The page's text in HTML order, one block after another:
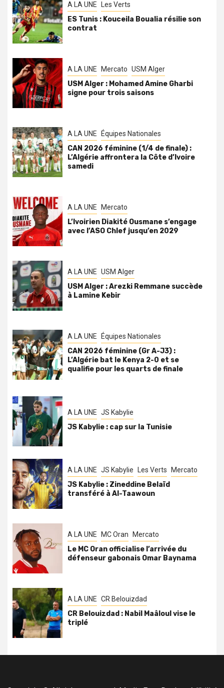
A LA UNE Les Verts
ES Tunis : Kouceila Boualia résilie son
contrat
A LA UNE Mercato USM Alger
USM Alger : Mohamed Amine Gharbi
signe pour trois saisons
A LA UNE Équipes Nationales
CAN 2026 féminine (1/4 de finale) :
L’Algérie affrontera la Côte d’Ivoire
samedi
A LA UNE Mercato
L’Ivoirien Diakité Ousmane s’engage
avec l’ASO Chlef jusqu’en 2029
A LA UNE USM Alger
USM Alger : Arezki Remmane succède
à Lamine Kebir
A LA UNE Équipes Nationales
CAN 2026 féminine (Gr A-J3) :
L’Algérie bat le Kenya 2-0 et se
qualifie pour les quarts de finale
A LA UNE JS Kabylie
JS Kabylie : cap sur la Tunisie
A LA UNE JS Kabylie Les Verts Mercato
JS Kabylie : Zineddine Belaïd
transféré à Al-Taawoun
A LA UNE MC Oran Mercato
Le MC Oran officialise l’arrivée du
défenseur gabonais Omar Baynama
A LA UNE CR Belouizdad
CR Belouizdad : Nabil Maâloul vise le
triplé